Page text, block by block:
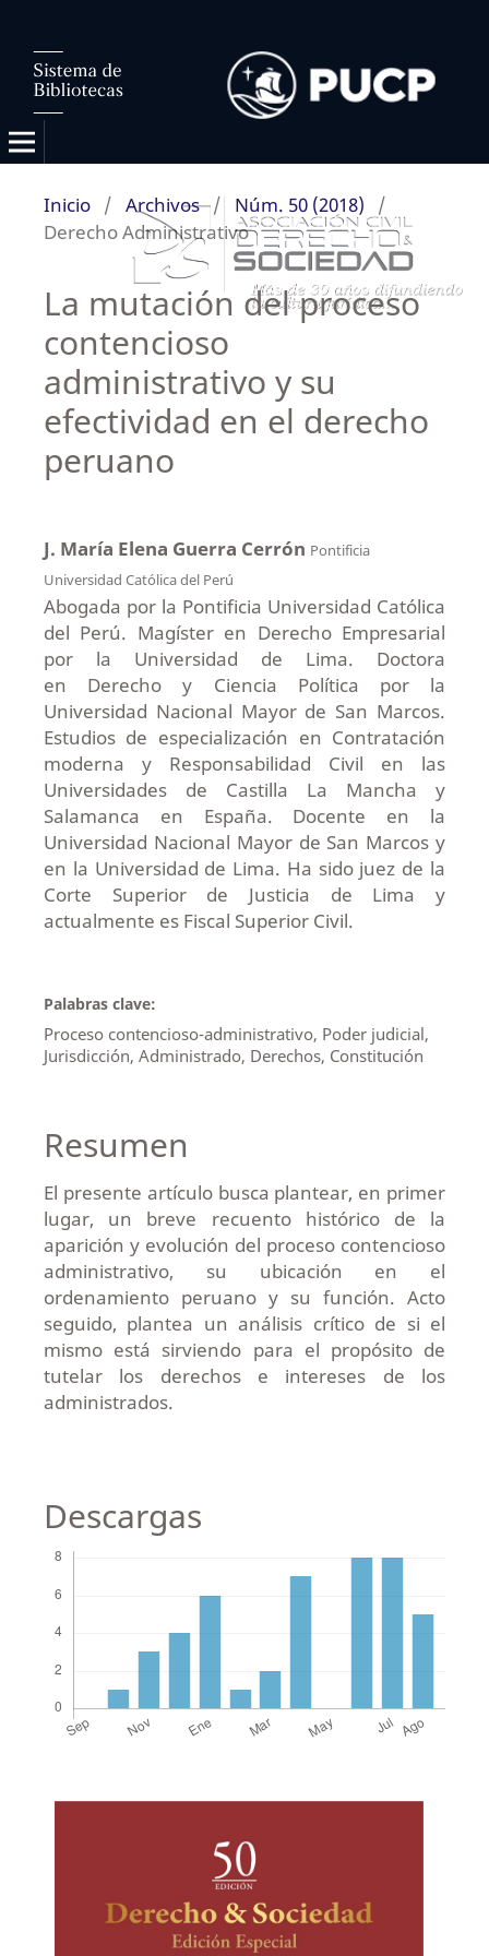
Inicio / Archivos / Núm. 50 (2018)
/
Derecho Administrativo
La mutación del proceso
contencioso
administrativo y su
efectividad en el derecho
peruano
J. María Elena Guerra Cerrón Pontificia
Universidad Católica del Perú
Abogada por la Pontificia Universidad Católica
del Perú. Magíster en Derecho Empresarial
por la Universidad de Lima. Doctora
en Derecho y Ciencia Política por la
Universidad Nacional Mayor de San Marcos.
Estudios de especialización en Contratación
moderna y Responsabilidad Civil en las
Universidades de Castilla La Mancha y
Salamanca en España. Docente en la
Universidad Nacional Mayor de San Marcos y
en la Universidad de Lima. Ha sido juez de la
Corte Superior de Justicia de Lima y
actualmente es Fiscal Superior Civil.
Palabras clave:
Proceso contencioso-administrativo, Poder judicial,
Jurisdicción, Administrado, Derechos, Constitución
Resumen
El presente artículo busca plantear, en primer
lugar, un breve recuento histórico de la
aparición y evolución del proceso contencioso
administrativo, su ubicación en el
ordenamiento peruano y su función. Acto
seguido, plantea un análisis crítico de si el
mismo está sirviendo para el propósito de
tutelar los derechos e intereses de los
administrados.
Descargas